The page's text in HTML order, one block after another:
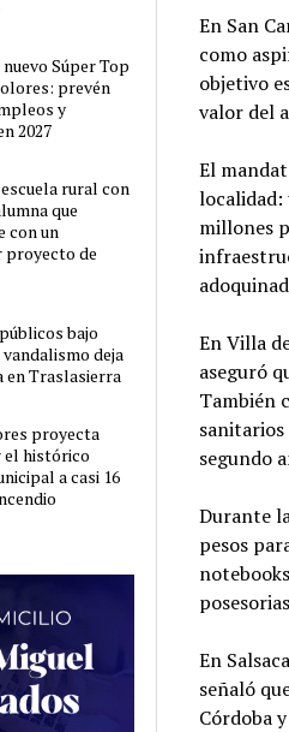
Súper Top
prevén
y
2027
rural con
que
con un
proyecto de
bajo
deja
en Traslasierra
proyecta
el histórico
a casi 16
En San
como
objetivo
valor del
El
localidad:
millones
En Villa
aseguró
También
segundo
Durante
pesos
En
señaló
Córdoba